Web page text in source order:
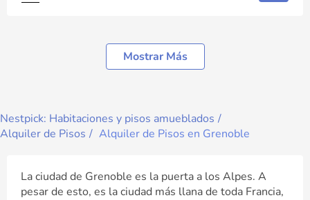
Mostrar Más
Nestpick: Habitaciones y pisos amueblados
Alquiler de Pisos
Alquiler de Pisos en Grenoble
La ciudad de Grenoble es la puerta a los Alpes. A
pesar de esto, es la ciudad más llana de toda Francia,